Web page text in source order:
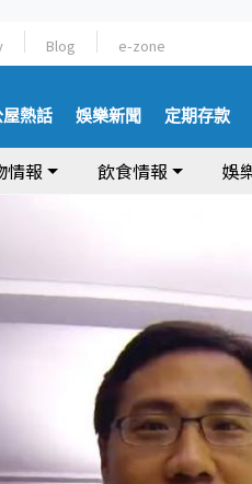
Blog e-zone
屋熱話 娛樂新聞 定期存款
情報 飲食情報 娛